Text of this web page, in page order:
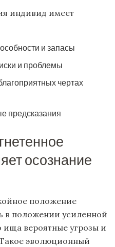
индивид имеет
и запасы
и проблемы
чертах
предсказания
осознание
положение
в положении усиленной
ища вероятные угрозы и
эволюционный